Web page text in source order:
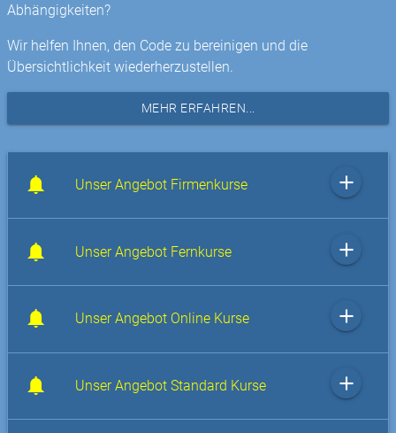
Abhängigkeiten?
Wir helfen Ihnen, den Code zu bereinigen und die
Übersichtlichkeit wiederherzustellen.
MEHR ERFAHREN...
Unser Angebot Firmenkurse add
Unser Angebot Fernkurse add
Unser Angebot Online Kurse add
Unser Angebot Standard Kurse add